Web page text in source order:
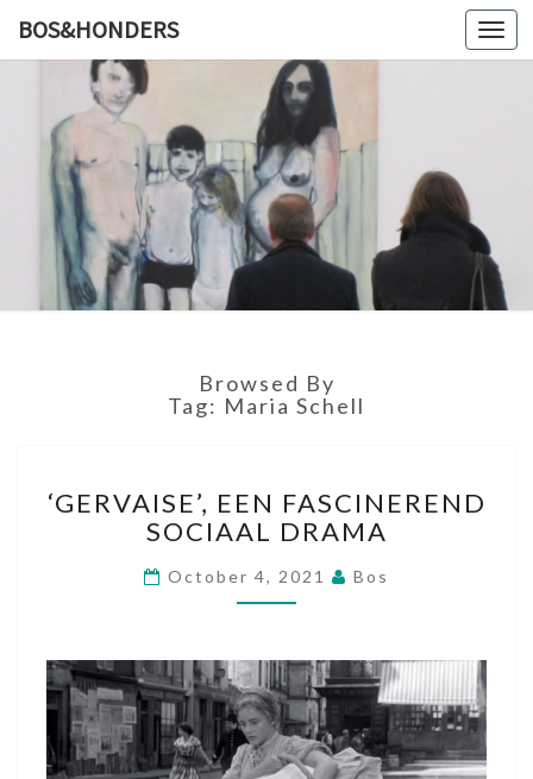
BOS&HONDERS
Kunstlog
Browsed By
Tag: Maria Schell
G
V
A
S
E
’
,
E
‘GERVAISE’, EEN FASCINEREND
SOCIAAL DRAMA
October 4, 2021 Bos